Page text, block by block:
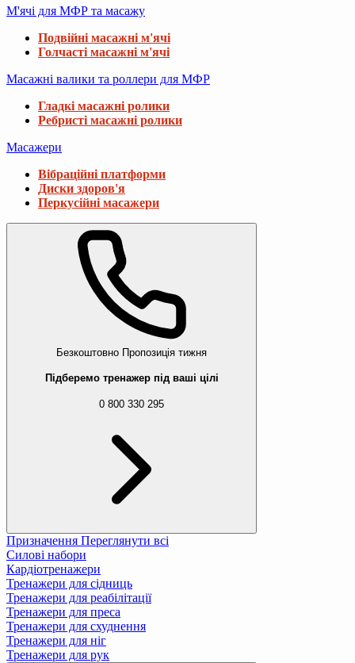
М'ячі для МФР та масажу
Подвійні масажні м'ячі
Голчасті масажні м'ячі
Масажні валики та роллери для МФР
Гладкі масажні ролики
Ребристі масажні ролики
Масажери
Вібраційні платформи
Диски здоров'я
Перкусійні масажери
Безкоштовно Пропозиція тижня
Підберемо тренажер під ваші цілі
0 800 330 295
Призначення Переглянути всі
Силові набори
Кардіотренажери
Тренажери для сідниць
Тренажери для реабілітації
Тренажери для преса
Тренажери для схуднення
Тренажери для ніг
Тренажери для рук